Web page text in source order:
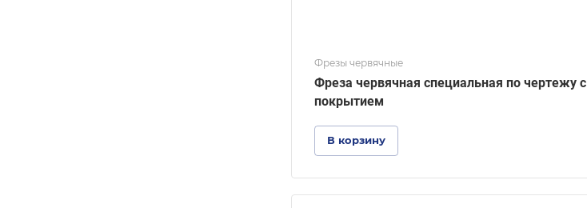
Фрезы червячные
Фреза червячная специальная по чертежу с
покрытием
В корзину